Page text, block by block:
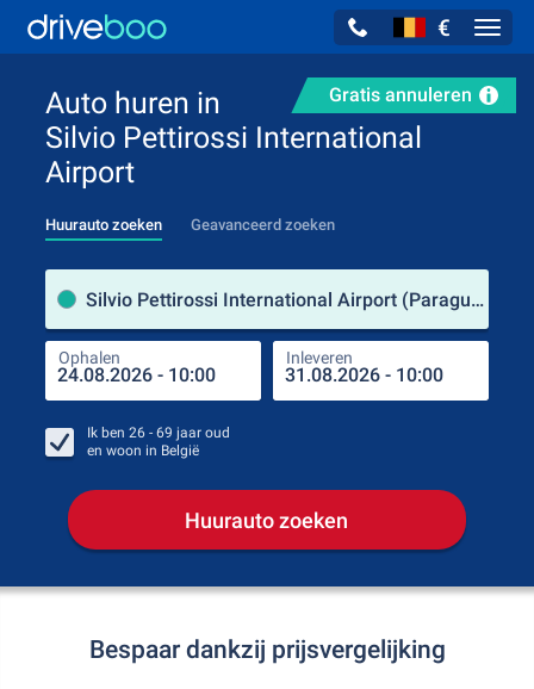
€
Gratis annuleren
Auto huren in
Silvio Pettirossi International
Airport
Huurauto zoeken Geavanceerd zoeken
Silvio Pettirossi International Airport (Paraguay)
Ophalen Inleveren
Ik ben 26 - 69 jaar oud
en woon in België
Huurauto zoeken
Bespaar dankzij prijsvergelijking